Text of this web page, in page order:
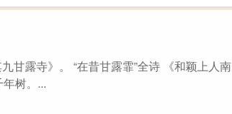
甘露寺》。 “在昔甘露霏”全诗 《和颖上人南
树。...